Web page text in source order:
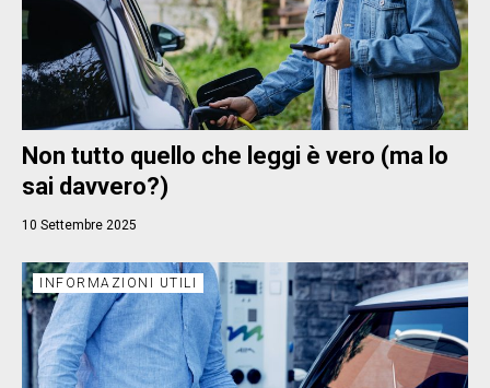
Non tutto quello che leggi è vero (ma lo
sai davvero?)
10 Settembre 2025
INFORMAZIONI UTILI